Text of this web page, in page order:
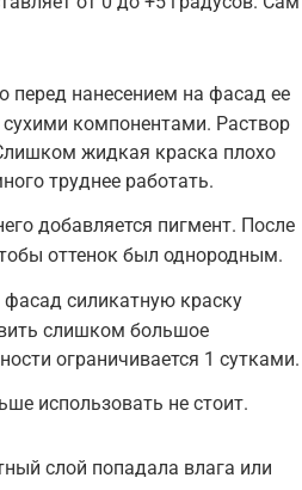
перед нанесением на фасад ее
компонентами. Раствор
жидкая краска плохо
труднее работать.
добавляется пигмент. После
оттенок был однородным.
силикатную краску
слишком большое
ограничивается 1 сутками.
использовать не стоит.
слой попадала влага или